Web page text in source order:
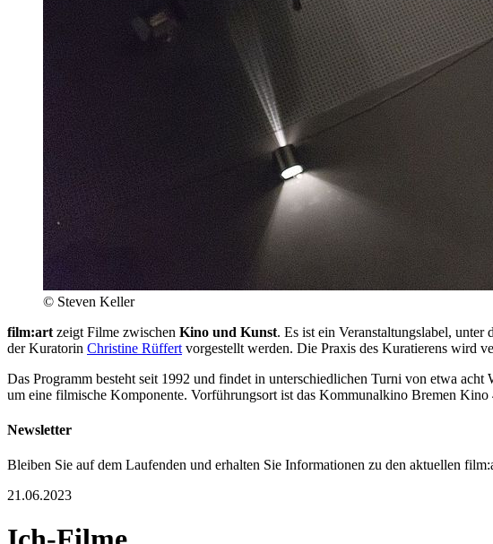
© Steven Keller
film:art zeigt Filme zwischen Kino und Kunst. Es ist ein Veranstaltungslabel,
der Kuratorin Christine Rüffert vorgestellt werden. Die Praxis des Kuratierens wird
Das Programm besteht seit 1992 und findet in unterschiedlichen Turni von etwa
um eine filmische Komponente. Vorführungsort ist das Kommunalkino Bremen Kino
Newsletter
Bleiben Sie auf dem Laufenden und erhalten Sie Informationen zu den aktuellen
21.06.2023